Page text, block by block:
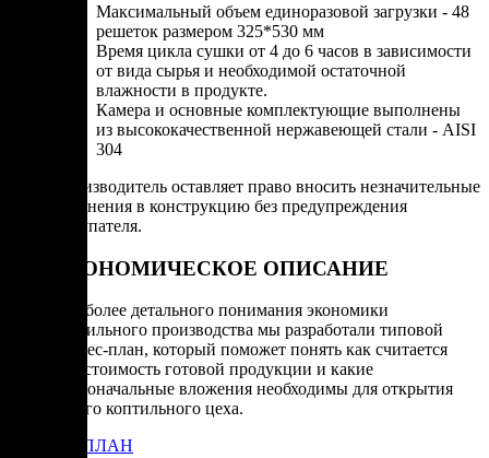
Максимальный объем единоразовой загрузки - 48
решеток размером 325*530 мм
Время цикла сушки от 4 до 6 часов в зависимости
от вида сырья и необходимой остаточной
влажности в продукте.
Камера и основные комплектующие выполнены
из высококачественной нержавеющей стали - AISI
304
Производитель оставляет право вносить незначительные
изменения в конструкцию без предупреждения
покупателя.
ЭКОНОМИЧЕСКОЕ ОПИСАНИЕ
Для более детального понимания экономики
коптильного производства мы разработали типовой
бизнес-план, который поможет понять как считается
себестоимость готовой продукции и какие
первоначальные вложения необходимы для открытия
своего коптильного цеха.
БИЗНЕС-ПЛАН